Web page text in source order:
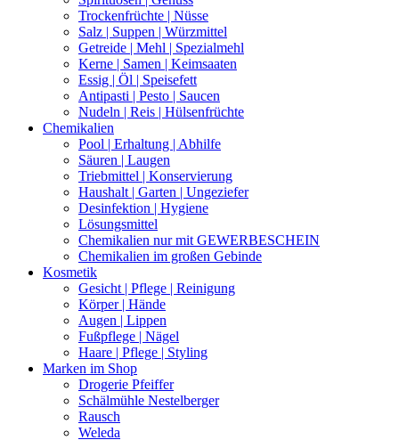
Trockenfrüchte | Nüsse
Salz | Suppen | Würzmittel
Getreide | Mehl | Spezialmehl
Kerne | Samen | Keimsaaten
Essig | Öl | Speisefett
Antipasti | Pesto | Saucen
Nudeln | Reis | Hülsenfrüchte
Chemikalien
Pool | Erhaltung | Abhilfe
Säuren | Laugen
Triebmittel | Konservierung
Haushalt | Garten | Ungeziefer
Desinfektion | Hygiene
Lösungsmittel
Chemikalien nur mit GEWERBESCHEIN
Chemikalien im großen Gebinde
Kosmetik
Gesicht | Pflege | Reinigung
Körper | Hände
Augen | Lippen
Fußpflege | Nägel
Haare | Pflege | Styling
Marken im Shop
Drogerie Pfeiffer
Schälmühle Nestelberger
Rausch
Weleda